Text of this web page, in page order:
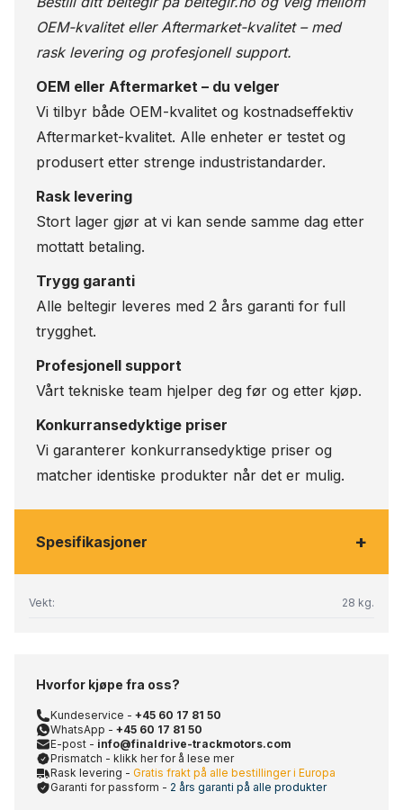
OEM-kvalitet eller Aftermarket-kvalitet – med
rask levering og profesjonell support.
OEM eller Aftermarket – du velger
Vi tilbyr både OEM-kvalitet og kostnadseffektiv
Aftermarket-kvalitet. Alle enheter er testet og
produsert etter strenge industristandarder.
Rask levering
Stort lager gjør at vi kan sende samme dag etter
mottatt betaling.
Trygg garanti
Alle beltegir leveres med 2 års garanti for full
trygghet.
Profesjonell support
Vårt tekniske team hjelper deg før og etter kjøp.
Konkurransedyktige priser
Vi garanterer konkurransedyktige priser og
matcher identiske produkter når det er mulig.
Spesifikasjoner +
Vekt: 28 kg.
Hvorfor kjøpe fra oss?
Kundeservice - +45 60 17 81 50
WhatsApp - +45 60 17 81 50
E-post - info@finaldrive-trackmotors.com
Prismatch - klikk her for å lese mer
Rask levering - Gratis frakt på alle bestillinger i Europa
Garanti for passform - 2 års garanti på alle produkter